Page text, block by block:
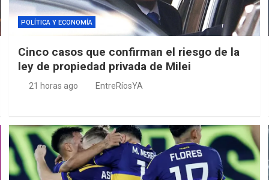
POLÍTICA Y ECONOMÍA
Cinco casos que confirman el riesgo de la
ley de propiedad privada de Milei
21 horas ago EntreRíosYA